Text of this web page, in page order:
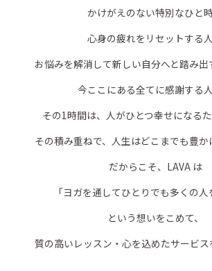
かけがえのない特別なひと時
心身の疲れをリセットする人
お悩みを解消して新しい自分へと踏み出
今ここにある全てに感謝する人
その1時間は、人がひとつ幸せになるた
その積み重ねで、人生はどこまでも豊か
だからこそ、LAVA は
「ヨガを通してひとりでも多くの人
という想いをこめて、
質の高いレッスン・心を込めたサービス